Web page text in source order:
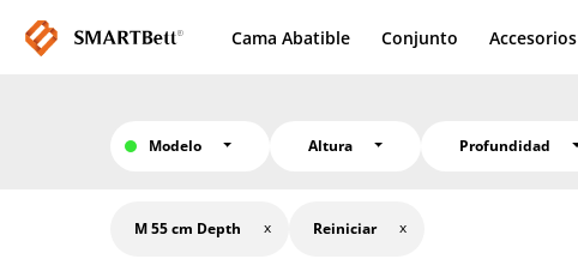
Cama Abatible Conjunto Accesorios
Modelo Altura Profundidad
M 55 cm Depth Reiniciar